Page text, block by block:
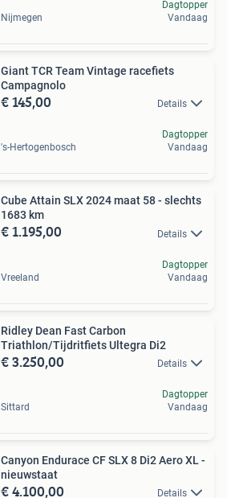
Nijmegen
Dagtopper
Vandaag
Giant TCR Team Vintage racefiets
Campagnolo
€ 145,00 Details
's-Hertogenbosch
Dagtopper
Vandaag
Cube Attain SLX 2024 maat 58 - slechts
1683 km
€ 1.195,00 Details
Vreeland
Dagtopper
Vandaag
Ridley Dean Fast Carbon
Triathlon/Tijdritfiets Ultegra Di2
€ 3.250,00 Details
Sittard
Dagtopper
Vandaag
Canyon Endurace CF SLX 8 Di2 Aero XL -
nieuwstaat
€ 4.100,00 Details